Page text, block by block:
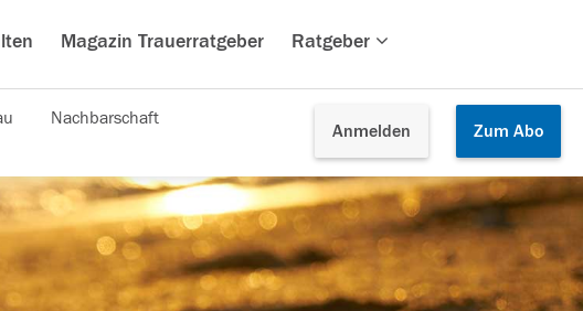
Magazin Trauerratgeber Ratgeber
Anmelden Zum Abo
Nachbarschaft